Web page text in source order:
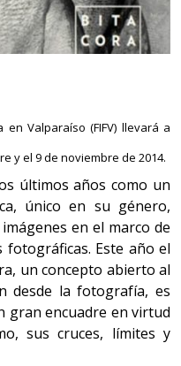
Valparaíso (FIFV) llevará a
y el 9 de noviembre de 2014.
últimos años como un
único en su género,
en el marco de
fotográficas. Este año el
un concepto abierto al
desde la fotografía, es
gran encuadre en virtud
sus cruces, límites y